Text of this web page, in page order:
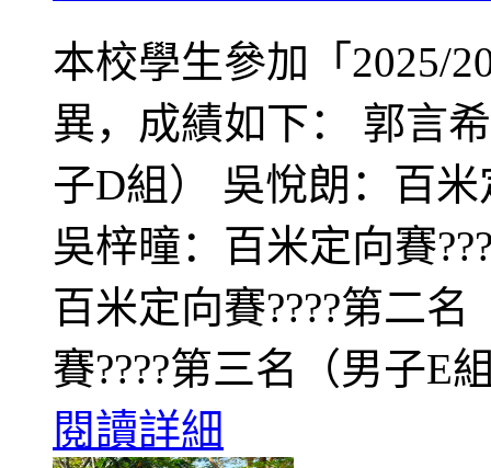
本校學生參加「2025/
異，成績如下： 郭言
子D組） 吳悅朗：百米
吳梓曈：百米定向賽
百米定向賽????第二
賽????第三名（男子E
閱讀詳細